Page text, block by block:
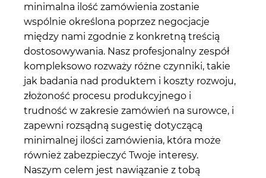
minimalna ilość zamówienia zostanie
wspólnie określona poprzez negocjacje
między nami zgodnie z konkretną treścią
dostosowywania. Nasz profesjonalny zespół
kompleksowo rozważy różne czynniki, takie
jak badania nad produktem i koszty rozwoju,
złożoność procesu produkcyjnego i
trudność w zakresie zamówień na surowce, i
zapewni rozsądną sugestię dotyczącą
minimalnej ilości zamówienia, która może
również zabezpieczyć Twoje interesy.
Naszym celem jest nawiązanie z tobą